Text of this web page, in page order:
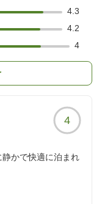
4.3
4.2
4
4
かで快適に泊まれ
いただきます。